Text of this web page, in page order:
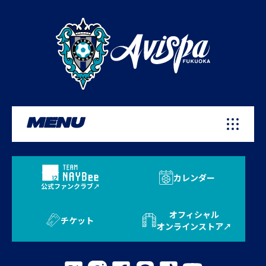
MENU
公式ファンクラブ
カレンダー
チケット
オフィシャル
オンラインストア